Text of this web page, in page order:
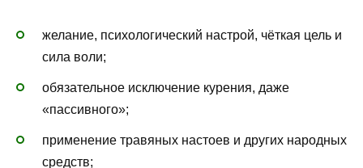
желание, психологический настрой, чёткая цель и
сила воли;
обязательное исключение курения, даже
«пассивного»;
применение травяных настоев и других народных
средств;